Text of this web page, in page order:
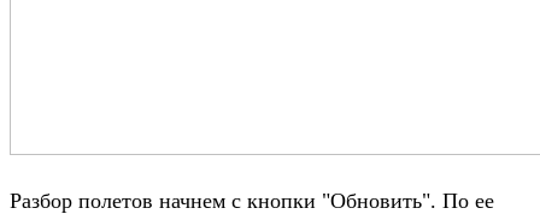
Разбор полетов начнем с кнопки "Обновить". По ее